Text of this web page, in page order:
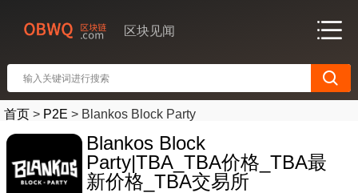
区块见闻
首页 > P2E > Blankos Block Party
Blankos Block
Party|TBA_TBA价格_TBA最
新价格_TBA交易所